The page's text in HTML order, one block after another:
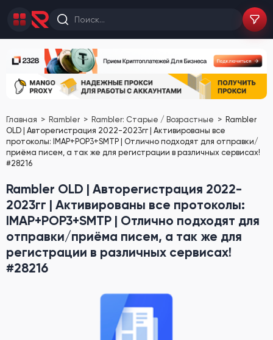
Главная Rambler Rambler: Старые / Возрастные
Rambler
OLD | Авторегистрация 2022-2023гг | Активированы все
протоколы: IMAP+POP3+SMTP | Отлично подходят для отправки/
приёма писем, а так же для регистрации в различных сервисах!
#28216
Rambler OLD | Авторегистрация 2022-
2023гг | Активированы все протоколы:
IMAP+POP3+SMTP | Отлично подходят для
отправки/приёма писем, а так же для
регистрации в различных сервисах!
#28216